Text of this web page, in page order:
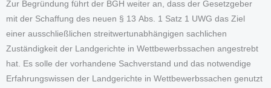
Zur Begründung führt der BGH weiter an, dass der Gesetzgeber
mit der Schaffung des neuen § 13 Abs. 1 Satz 1 UWG das Ziel
einer ausschließlichen streitwertunabhängigen sachlichen
Zuständigkeit der Landgerichte in Wettbewerbssachen angestrebt
hat. Es solle der vorhandene Sachverstand und das notwendige
Erfahrungswissen der Landgerichte in Wettbewerbssachen genutzt